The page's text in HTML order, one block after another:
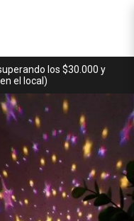
los $30.000 y
el local)